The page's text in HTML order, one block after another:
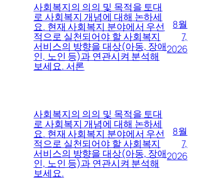
사회복지의 의의 및 목적을 토대
로 사회복지 개념에 대해 논하세
요. 현재 사회복지 분야에서 우선
적으로 실천되어야 할 사회복지
서비스의 방향을 대상(아동, 장애
인, 노인 등)과 연관시켜 분석해
보세요. 서론
8월
7,
2026
사회복지의 의의 및 목적을 토대
로 사회복지 개념에 대해 논하세
요. 현재 사회복지 분야에서 우선
적으로 실천되어야 할 사회복지
서비스의 방향을 대상(아동, 장애
인, 노인 등)과 연관시켜 분석해
보세요.
8월
7,
2026